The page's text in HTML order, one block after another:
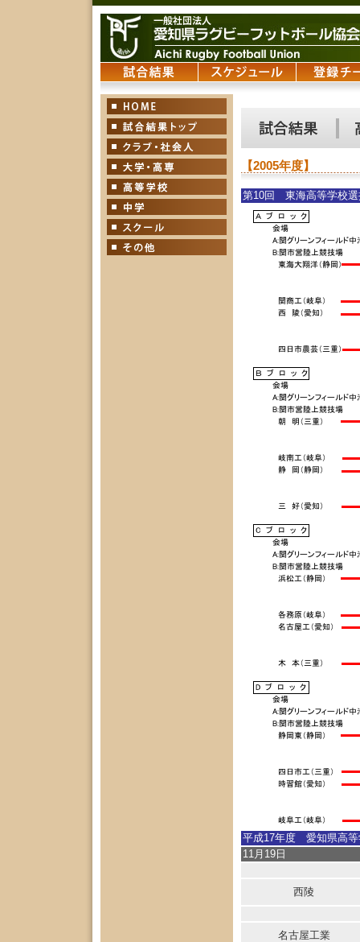
【2005年度】
第10回 東海高等学校選
平成17年度 愛知県高等
11月19日
西陵
名古屋工業